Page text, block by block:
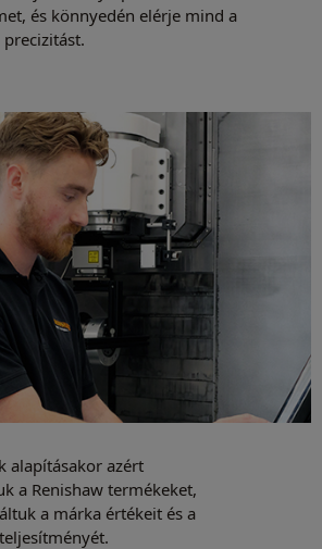
és könnyedén elérje mind a
alapításakor azért
a Renishaw termékeket,
a márka értékeit és a